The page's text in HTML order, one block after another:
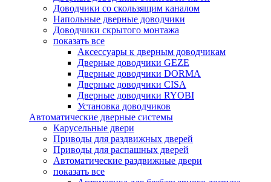
Доводчики со скользящим каналом
Напольные дверные доводчики
Доводчики скрытого монтажа
показать все
Аксессуары к дверным доводчикам
Дверные доводчики GEZE
Дверные доводчики DORMA
Дверные доводчики CISA
Дверные доводчики RYOBI
Установка доводчиков
Автоматические дверные системы
Карусельные двери
Приводы для раздвижных дверей
Приводы для распашных дверей
Автоматические раздвижные двери
показать все